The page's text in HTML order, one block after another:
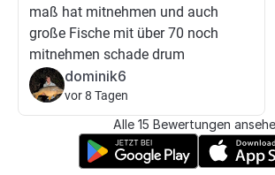
maß hat mitnehmen und auch
große Fische mit über 70 noch
mitnehmen schade drum
dominik6
vor 8 Tagen
Alle 15 Bewertungen